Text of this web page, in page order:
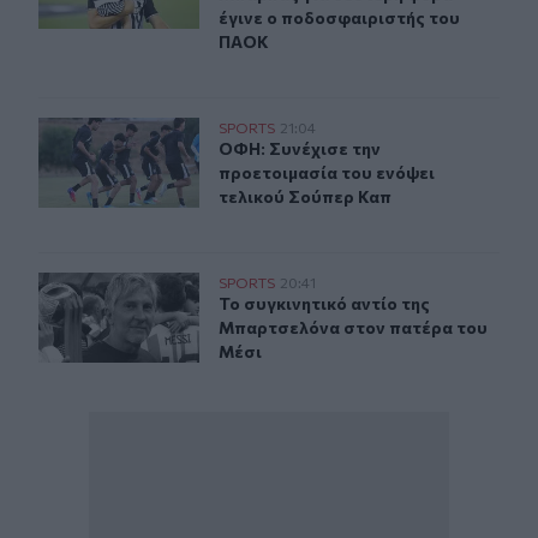
έγινε ο ποδοσφαιριστής του
ΠΑΟΚ
ΟΦΗ: Συνέχισε την προετοιμασία του ενόψει τελικού
SPORTS 21:04
ΟΦΗ: Συνέχισε την προετοιμασία
ΟΦΗ: Συνέχισε την
προετοιμασία του ενόψει
τελικού Σούπερ Καπ
Το συγκινητικό αντίο της Μπαρτσελόνα στον πατέρα
SPORTS 20:41
Το συγκινητικό αντίο της
Το συγκινητικό αντίο της
Μπαρτσελόνα στον πατέρα του
Μέσι